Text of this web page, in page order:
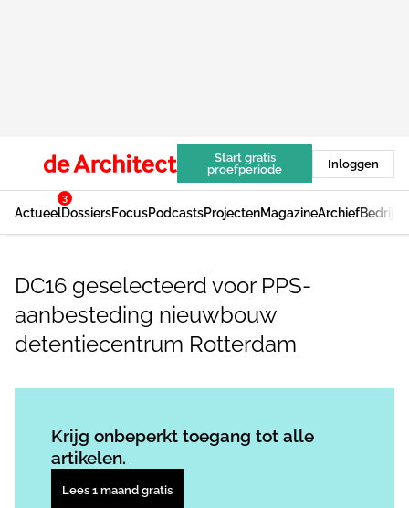
Start gratis
proefperiode
Inloggen
Actueel
3
DossiersFocusPodcastsProjectenMagazineArchief
DC16 geselecteerd voor PPS-
aanbesteding nieuwbouw
detentiecentrum Rotterdam
Krijg onbeperkt toegang tot alle
artikelen.
Lees 1 maand gratis